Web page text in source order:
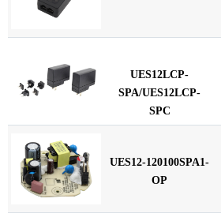
UES12LCP-
SPA/UES12LCP-
SPC
UES12-120100SPA1-
OP